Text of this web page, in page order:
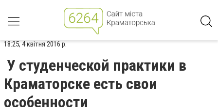
18:25, 4 квітня 2016 р.
У студенческой практики в
Краматорске есть свои
особенности